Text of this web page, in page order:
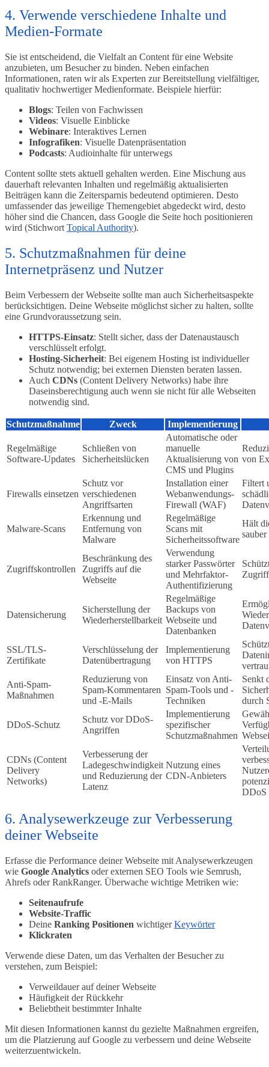
4. Verwende verschiedene Inhalte und
Medien-Formate
Sie ist entscheidend, die Vielfalt an Content für eine Website
anzubieten, um Besucher zu binden. Neben einfachen
Informationen, raten wir als Experten zur Bereitstellung vielfältiger,
qualitativ hochwertiger Medienformate. Beispiele hierfür:
Blogs: Teilen von Fachwissen
Videos: Visuelle Einblicke
Webinare: Interaktives Lernen
Infografiken: Visuelle Datenpräsentation
Podcasts: Audioinhalte für unterwegs
Content sollte stets aktuell gehalten werden. Eine Mischung aus
dauerhaft relevanten Inhalten und regelmäßig aktualisierten
Beiträgen kann die Zeitersparnis bedeutend optimieren. Desto
umfassender das jeweilige Themengebiet abgedeckt wird, desto
höher sind die Chancen, dass Google die Seite hoch positionieren
wird (Stichwort Topical Authority).
5. Schutzmaßnahmen für deine
Internetpräsenz und Nutzer
Beim Verbessern der Webseite sollte man auch Sicherheitsaspekte
berücksichtigen. Deine Webseite möglichst sicher zu halten, sollte
eine Grundvoraussetzung sein.
HTTPS-Einsatz: Stellt sicher, dass der Datenaustausch
verschlüsselt erfolgt.
Hosting-Sicherheit: Bei eigenem Hosting ist individueller
Schutz notwendig; bei externen Diensten beraten lassen.
Auch CDNs (Content Delivery Networks) habe ihre
Daseinsberechtigung auch wenn sie nicht für alle Webseiten
notwendig sind.
Schutzmaßnahme Zweck Implementierung
Regelmäßige
Software-Updates
Schließen von
Sicherheitslücken
Automatische oder
manuelle
Aktualisierung von
CMS und Plugins
von
Firewalls einsetzen
Schutz vor
verschiedenen
Angriffsarten
Installation einer
Webanwendungs-
Firewall (WAF)
Filtert
Malware-Scans
Erkennung und
Entfernung von
Malware
Regelmäßige
Scans mit
Sicherheitssoftware
Hält
Zugriffskontrollen
Beschränkung des
Zugriffs auf die
Webseite
Verwendung
starker Passwörter
und Mehrfaktor-
Authentifizierung
Zugriff
Datensicherung
Sicherstellung der
Wiederherstellbarkeit
Regelmäßige
Backups von
Webseite und
Datenbanken
SSL/TLS-
Zertifikate
Verschlüsselung der
Datenübertragung
Implementierung
von HTTPS
Anti-Spam-
Maßnahmen
Reduzierung von
Spam-Kommentaren
und -E-Mails
Einsatz von Anti-
Spam-Tools und -
Techniken
Senkt
durch
DDoS-Schutz
Schutz vor DDoS-
Angriffen
Implementierung
spezifischer
Schutzmaßnahmen
CDNs (Content
Delivery
Networks)
Verbesserung der
Ladegeschwindigkeit
und Reduzierung der
Latenz
Nutzung eines
CDN-Anbieters
DDoS
6. Analysewerkzeuge zur Verbesserung
deiner Webseite
Erfasse die Performance deiner Webseite mit Analysewerkzeugen
wie Google Analytics oder externen SEO Tools wie Semrush,
Ahrefs oder RankRanger. Überwache wichtige Metriken wie:
Seitenaufrufe
Website-Traffic
Deine Ranking Positionen wichtigerKeywörter
Klickraten
Verwende diese Daten, um das Verhalten der Besucher zu
verstehen, zum Beispiel:
Verweildauer auf deiner Webseite
Häufigkeit der Rückkehr
Beliebtheit bestimmter Inhalte
Mit diesen Informationen kannst du gezielte Maßnahmen ergreifen,
um die Platzierung auf Google zu verbessern und deine Webseite
weiterzuentwickeln.